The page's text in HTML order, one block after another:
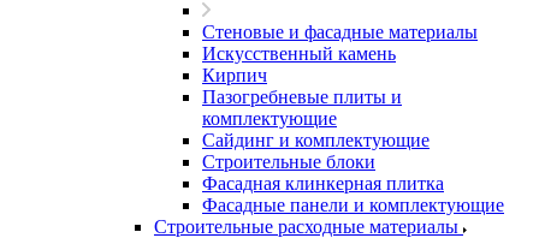
Стеновые и фасадные материалы
Искусственный камень
Кирпич
Пазогребневые плиты и
комплектующие
Сайдинг и комплектующие
Строительные блоки
Фасадная клинкерная плитка
Фасадные панели и комплектующие
Строительные расходные материалы